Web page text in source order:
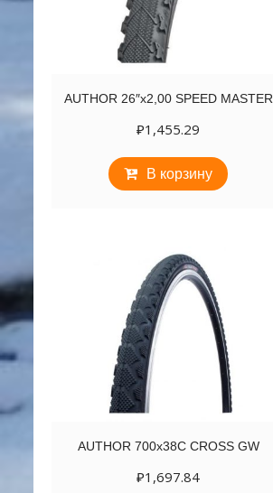
AUTHOR 26″х2,00 SPEED MASTER
₽1,455.29
В корзину
AUTHOR 700х38C CROSS GW
₽1,697.84